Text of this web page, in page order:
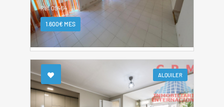
Ref. 09464
1.600€ MES
ALQUILER